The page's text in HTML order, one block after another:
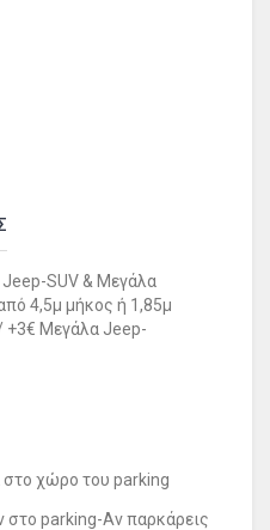
SUV & Μεγάλα
4,5μ μήκος ή 1,85μ
+3€ Μεγάλα Jeep-
χώρο του parking
στο parking-Αν παρκάρεις